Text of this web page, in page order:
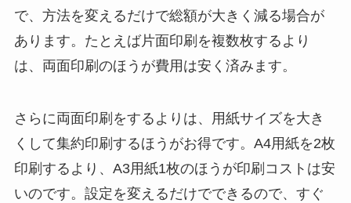
で、方法を変えるだけで総額が大きく減る場合が
あります。たとえば片面印刷を複数枚するより
は、両面印刷のほうが費用は安く済みます。
さらに両面印刷をするよりは、用紙サイズを大き
くして集約印刷するほうがお得です。A4用紙を2枚
印刷するより、A3用紙1枚のほうが印刷コストは安
いのです。設定を変えるだけでできるので、すぐ